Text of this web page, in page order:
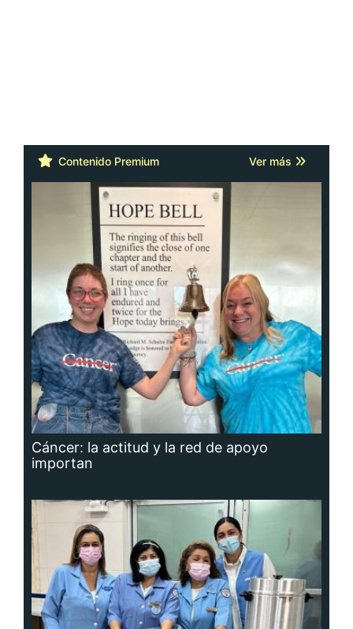
Contenido Premium Ver más
Cáncer: la actitud y la red de apoyo
importan